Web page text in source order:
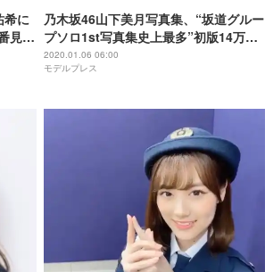
希に
見せ
乃木坂46山下美月写真集、“坂道グルー
プソロ1st写真集史上最多”初版14万部
でスタート＜「忘れられない人」未収
録カット＞
2020.01.06 06:00
モデルプレス